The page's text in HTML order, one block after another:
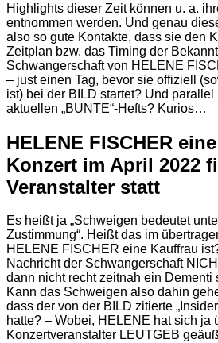
Highlights dieser Zeit können u. a.
entnommen werden. Und genau
also so gute Kontakte, dass sie den
Zeitplan bzw. das Timing der
Schwangerschaft von HELENE
– just einen Tag, bevor sie offiziell
ist) bei der BILD startet? Und parallel
aktuellen „BUNTE“-Hefts? Kurios…
HELENE FISCHER
Konzert im April 2022
Veranstalter statt
Es heißt ja „Schweigen bedeutet
Zustimmung“. Heißt das im
HELENE FISCHER eine Kauffrau
Nachricht der Schwangerschaft
dann nicht recht zeitnah ein
Kann das Schweigen also dahin
dass der von der BILD zitierte
hatte? – Wobei, HELENE hat sich ja
Konzertveranstalter LEUTGEB